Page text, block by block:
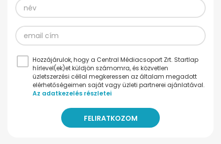
Hozzájárulok, hogy a Central Médiacsoport Zrt. Startlap
hírlevel(ek)et küldjön számomra, és közvetlen
üzletszerzési céllal megkeressen az általam megadott
elérhetőségeimen saját vagy üzleti partnerei ajánlatával.
Az adatkezelés részletei